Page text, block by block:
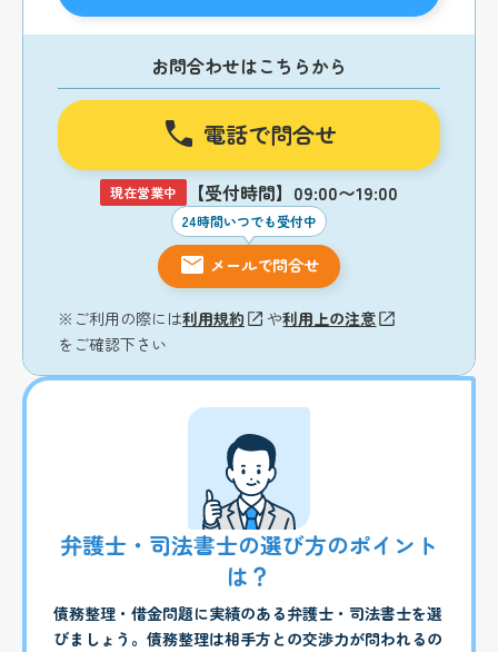
お問合わせはこちらから
電話で問合せ
現在営業中 【受付時間】09:00〜19:00
24時間いつでも受付中
メールで問合せ
※ご利用の際には利用規約 や利用上の注意
をご確認下さい
弁護士・司法書士の選び方のポイント
は？
債務整理・借金問題に実績のある弁護士・司法書士を選
びましょう。債務整理は相手方との交渉力が問われるの